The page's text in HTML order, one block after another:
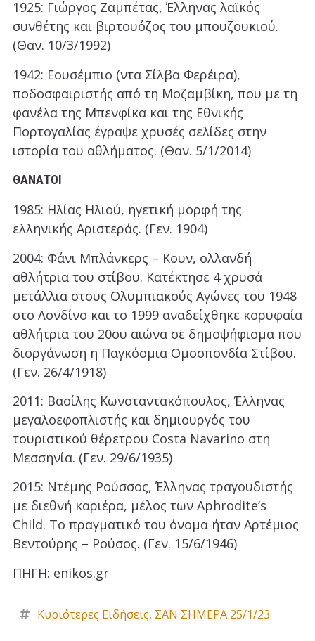
1925: Γιώργος Ζαμπέτας, Έλληνας λαϊκός
συνθέτης και βιρτουόζος του μπουζουκιού.
(Θαν. 10/3/1992)
1942: Εουσέμπιο (ντα Σίλβα Φερέιρα),
ποδοσφαιριστής από τη Μοζαμβίκη, που με τη
φανέλα της Μπενφίκα και της Εθνικής
Πορτογαλίας έγραψε χρυσές σελίδες στην
ιστορία του αθλήματος. (Θαν. 5/1/2014)
ΘΆΝΑΤΟΙ
1985: Ηλίας Ηλιού, ηγετική μορφή της
ελληνικής Αριστεράς. (Γεν. 1904)
2004: Φάνι Μπλάνκερς – Κουν, ολλανδή
αθλήτρια του στίβου. Κατέκτησε 4 χρυσά
μετάλλια στους Ολυμπιακούς Αγώνες του 1948
στο Λονδίνο και το 1999 αναδείχθηκε κορυφαία
αθλήτρια του 20ου αιώνα σε δημοψήφισμα που
διοργάνωση η Παγκόσμια Ομοσπονδία Στίβου.
(Γεν. 26/4/1918)
2011: Βασίλης Κωνσταντακόπουλος, Έλληνας
μεγαλοεφοπλιστής και δημιουργός του
τουριστικού θέρετρου Costa Navarino στη
Μεσσηνία. (Γεν. 29/6/1935)
2015: Ντέμης Ρούσσος, Έλληνας τραγουδιστής
με διεθνή καριέρα, μέλος των Aphrodite’s
Child. Το πραγματικό του όνομα ήταν Αρτέμιος
Βεντούρης – Ρούσος. (Γεν. 15/6/1946)
ΠΗΓΗ: enikos.gr
Κυριότερες Ειδήσεις, ΣΑΝ ΣΗΜΕΡΑ 25/1/23